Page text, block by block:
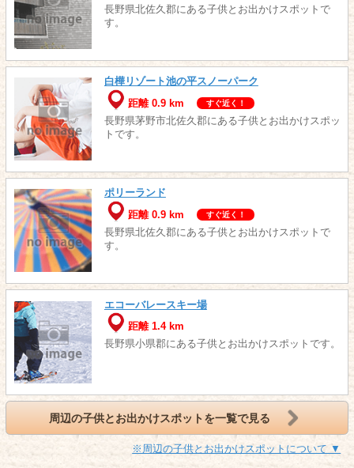
長野県北佐久郡にある子供とお出かけスポットで
す。
白樺リゾート池の平スノーパーク
距離 0.9 km
すぐ近く！
長野県茅野市北佐久郡にある子供とお出かけスポッ
トです。
ポリーランド
距離 0.9 km
すぐ近く！
長野県北佐久郡にある子供とお出かけスポットで
す。
エコーバレースキー場
距離 1.4 km
長野県小県郡にある子供とお出かけスポットです。
周辺の子供とお出かけスポットを一覧で見る
※周辺の子供とお出かけスポットについて ▼